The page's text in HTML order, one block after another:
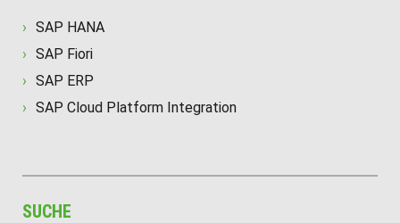
SAP HANA
SAP Fiori
SAP ERP
SAP Cloud Platform Integration
SUCHE